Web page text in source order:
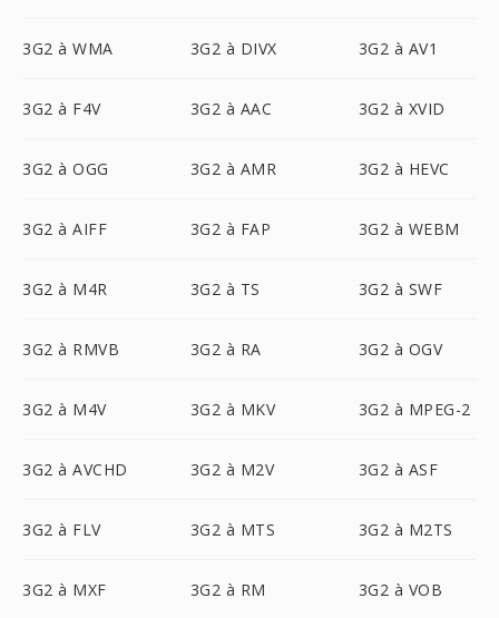
3G2 à WMA 3G2 à DIVX 3G2 à AV1
3G2 à F4V 3G2 à AAC 3G2 à XVID
3G2 à OGG 3G2 à AMR 3G2 à HEVC
3G2 à AIFF 3G2 à FAP 3G2 à WEBM
3G2 à M4R 3G2 à TS 3G2 à SWF
3G2 à RMVB 3G2 à RA 3G2 à OGV
3G2 à M4V 3G2 à MKV 3G2 à MPEG-2
3G2 à AVCHD 3G2 à M2V 3G2 à ASF
3G2 à FLV 3G2 à MTS 3G2 à M2TS
3G2 à MXF 3G2 à RM 3G2 à VOB